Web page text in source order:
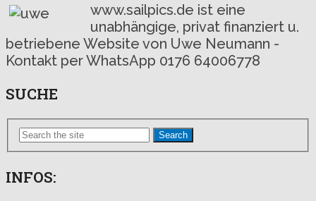
www.sailpics.de ist eine
unabhängige, privat finanziert u.
betriebene Website von Uwe Neumann -
Kontakt per WhatsApp 0176 64006778
SUCHE
Search
INFOS: